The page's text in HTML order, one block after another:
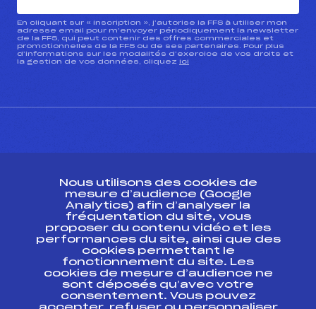
En cliquant sur « inscription », j’autorise la FFS à utiliser mon
adresse email pour m’envoyer périodiquement la newsletter
de la FFS, qui peut contenir des offres commerciales et
promotionnelles de la FFS ou de ses partenaires. Pour plus
d’informations sur les modalités d’exercice de vos droits et
la gestion de vos données, cliquez ici
Ressources
Pass’Neige
Projet sportif fédéral
Projet de performance fédéral
Antidopage
Pôle Développement, Formation, Suivi
Nous utilisons des cookies de
mesure d’audience (Google
Analytics) afin d’analyser la
fréquentation du site, vous
proposer du contenu vidéo et les
performances du site, ainsi que des
cookies permettant le
fonctionnement du site. Les
cookies de mesure d’audience ne
sont déposés qu’avec votre
consentement. Vous pouvez